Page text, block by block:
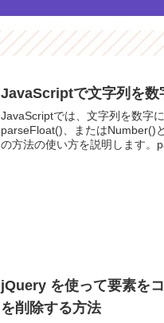
JavaScriptで文字列を数
JavaScriptでは、文字列を数字
parseFloat()、またはNumber()
の方法の使い方を説明します
jQuery を使って要素を
を削除する方法